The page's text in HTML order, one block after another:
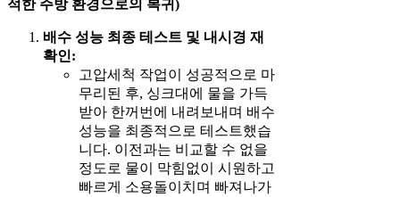
적한 주방 환경으로의 복귀)
배수 성능 최종 테스트 및 내시경 재
확인:
고압세척 작업이 성공적으로 마
무리된 후, 싱크대에 물을 가득
받아 한꺼번에 내려보내며 배수
성능을 최종적으로 테스트했습
니다. 이전과는 비교할 수 없을
정도로 물이 막힘없이 시원하고
빠르게 소용돌이치며 빠져나가